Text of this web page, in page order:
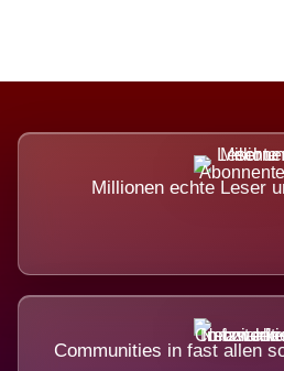
Millionen echte Leser
Communities in fast allen